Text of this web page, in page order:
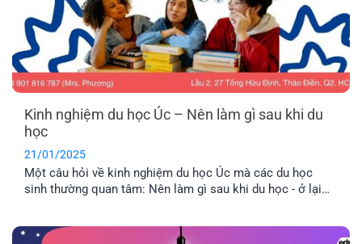
Kinh nghiệm du học Úc – Nên làm gì sau khi du
học
21/01/2025
Một câu hỏi về kinh nghiệm du học Úc mà các du học
sinh thường quan tâm: Nên làm gì sau khi du học - ở lại